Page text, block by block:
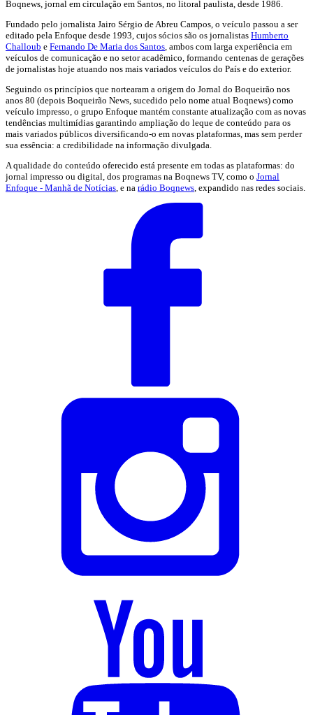
Boqnews, jornal em circulação em Santos, no litoral paulista, desde 1986.
Fundado pelo jornalista Jairo Sérgio de Abreu Campos, o veículo passou a ser
editado pela Enfoque desde 1993, cujos sócios são os jornalistas Humberto
Challoub e Fernando De Maria dos Santos, ambos com larga experiência em
veículos de comunicação e no setor acadêmico, formando centenas de gerações
de jornalistas hoje atuando nos mais variados veículos do País e do exterior.
Seguindo os princípios que nortearam a origem do Jornal do Boqueirão nos
anos 80 (depois Boqueirão News, sucedido pelo nome atual Boqnews) como
veículo impresso, o grupo Enfoque mantém constante atualização com as novas
tendências multimídias garantindo ampliação do leque de conteúdo para os
mais variados públicos diversificando-o em novas plataformas, mas sem perder
sua essência: a credibilidade na informação divulgada.
A qualidade do conteúdo oferecido está presente em todas as plataformas: do
jornal impresso ou digital, dos programas na Boqnews TV, como o Jornal
Enfoque - Manhã de Notícias, e na rádio Boqnews, expandido nas redes sociais.